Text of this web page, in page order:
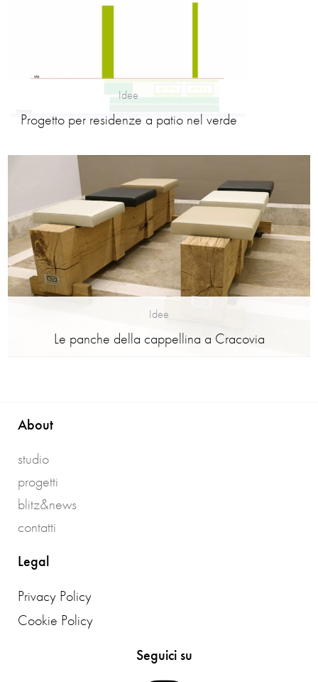
Idee
Progetto per residenze a patio nel verde
Idee
Le panche della cappellina a Cracovia
About
studio
progetti
blitz&news
contatti
Legal
Privacy Policy
Cookie Policy
Seguici su